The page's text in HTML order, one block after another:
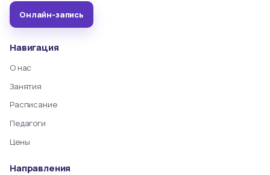
Онлайн-запись
Навигация
О нас
Занятия
Расписание
Педагоги
Цены
Направления